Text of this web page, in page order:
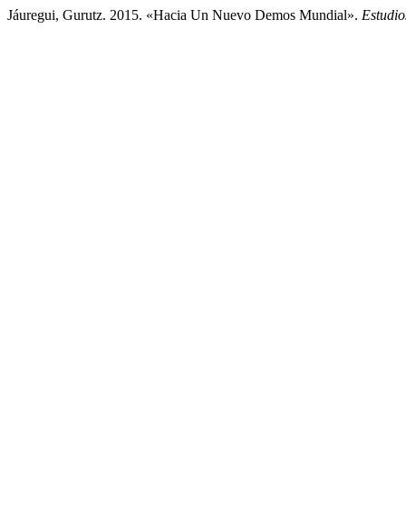
Jáuregui, Gurutz. 2015. «Hacia Un Nuevo Demos Mundial».